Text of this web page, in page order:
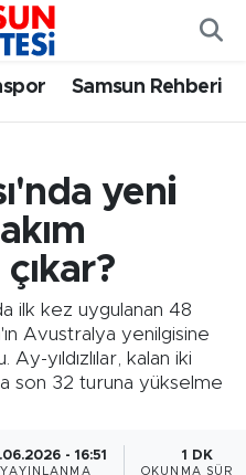
Samsun Rehberi
yeni
ilk kez uygulanan 48
Avustralya yenilgisine
Ay-yıldızlılar, kalan iki
son 32 turuna yükselme
- 16:51
YAYINLANMA
1 DK
OKUNMA
Haritası
ve Fikstür